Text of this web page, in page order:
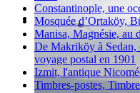
Constantinople, une
Mosquée d’Ortaköy,
Manisa, Magnésie, au
De Makriköy à Sedan,
voyage postal en 1901
Izmit, l'antique
Timbres-postes,